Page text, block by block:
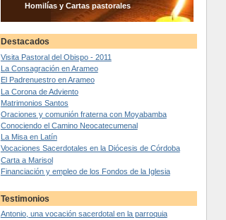
Homilías y Cartas pastorales
Destacados
Visita Pastoral del Obispo - 2011
La Consagración en Arameo
El Padrenuestro en Arameo
La Corona de Adviento
Matrimonios Santos
Oraciones y comunión fraterna con Moyabamba
Conociendo el Camino Neocatecumenal
La Misa en Latín
Vocaciones Sacerdotales en la Diócesis de Córdoba
Carta a Marisol
Financiación y empleo de los Fondos de la Iglesia
Testimonios
Antonio, una vocación sacerdotal en la parroquia